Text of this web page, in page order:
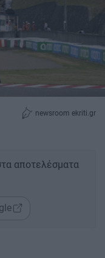
newsroom ekriti.gr
αποτελέσματα